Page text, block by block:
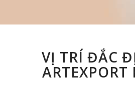
VỊ TRÍ ĐẮC
ARTEXPORT